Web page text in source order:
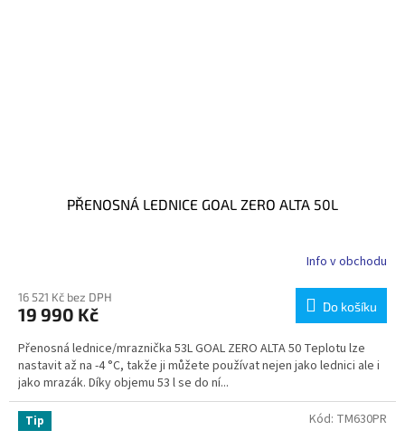
PŘENOSNÁ LEDNICE GOAL ZERO ALTA 50L
Info v obchodu
16 521 Kč bez DPH
19 990 Kč Do košíku
Přenosná lednice/mraznička 53L GOAL ZERO ALTA 50 Teplotu lze
nastavit až na -4 °C, takže ji můžete používat nejen jako lednici ale i
jako mrazák. Díky objemu 53 l se do ní...
Tip Kód: TM630PR